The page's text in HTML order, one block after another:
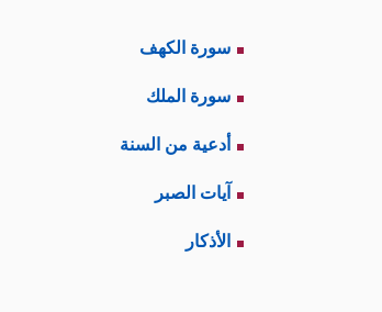
سورة الكهف
سورة الملك
أدعية من السنة
آيات الصبر
الأذكار